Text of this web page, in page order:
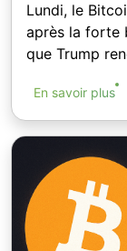
Lundi, le
après la forte
que Trump
En savoir plus